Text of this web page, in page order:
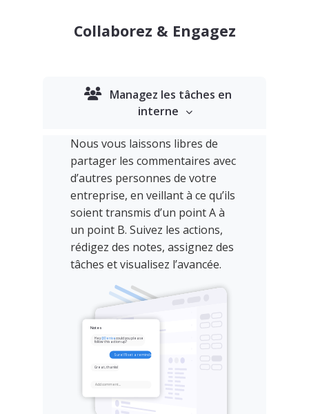
Collaborez & Engagez
Managez les tâches en
interne
Nous vous laissons libres de
partager les commentaires avec
d’autres personnes de votre
entreprise, en veillant à ce qu’ils
soient transmis d’un point A à
un point B. Suivez les actions,
rédigez des notes, assignez des
tâches et visualisez l’avancée.